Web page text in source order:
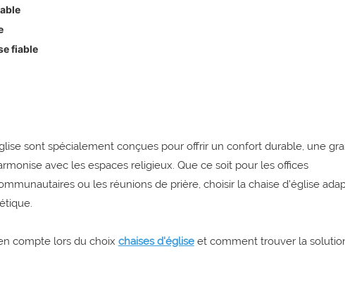
fiable
sont spécialement conçues pour offrir un confort durable, une
avec les espaces religieux. Que ce soit pour les offices
ou les réunions de prière, choisir la chaise d'église
compte lors du choix chaises d'égliseet comment trouver la